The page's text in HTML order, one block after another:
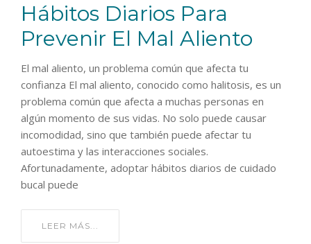
Hábitos Diarios Para
Prevenir El Mal Aliento
El mal aliento, un problema común que afecta tu
confianza El mal aliento, conocido como halitosis, es un
problema común que afecta a muchas personas en
algún momento de sus vidas. No solo puede causar
incomodidad, sino que también puede afectar tu
autoestima y las interacciones sociales.
Afortunadamente, adoptar hábitos diarios de cuidado
bucal puede
LEER MÁS...